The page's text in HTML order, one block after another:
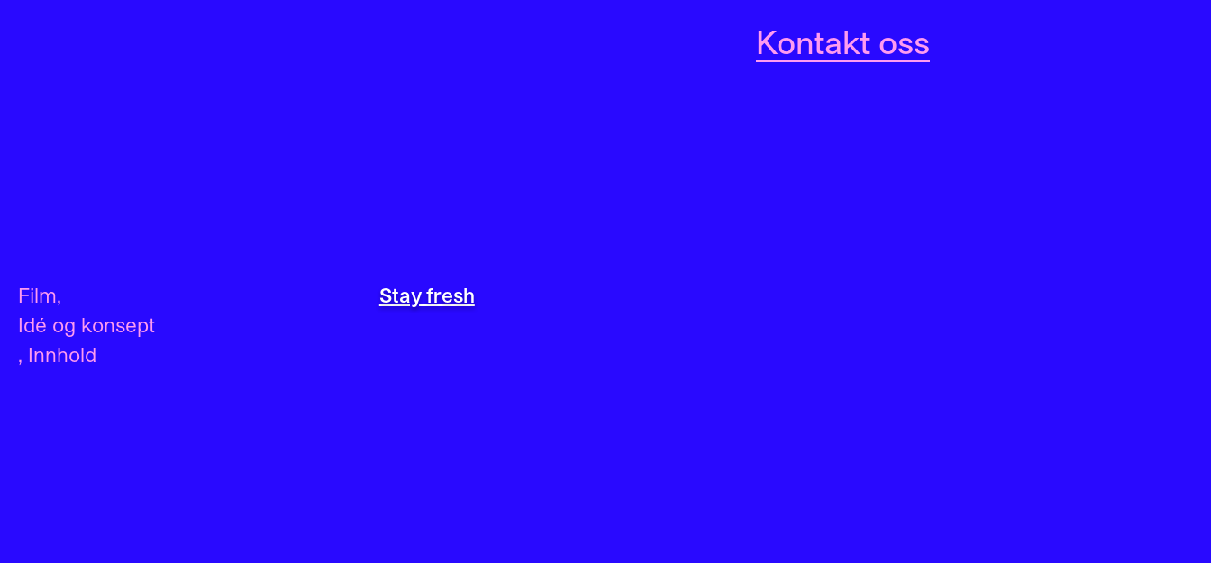
Film,
Idé og konsept
, Innhold
Stay fresh
Kontakt oss